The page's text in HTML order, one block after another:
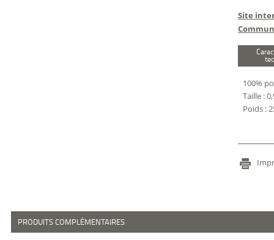
Site
100%
Taille :
Poids :
PRODUITS COMPLÉMENTAIRES